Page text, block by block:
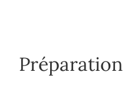
Préparation